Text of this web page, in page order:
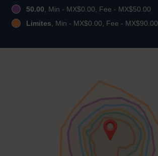
50.00, Min - MX$0.00, Fee - MX$50.00
Limites, Min - MX$0.00, Fee - MX$90.00